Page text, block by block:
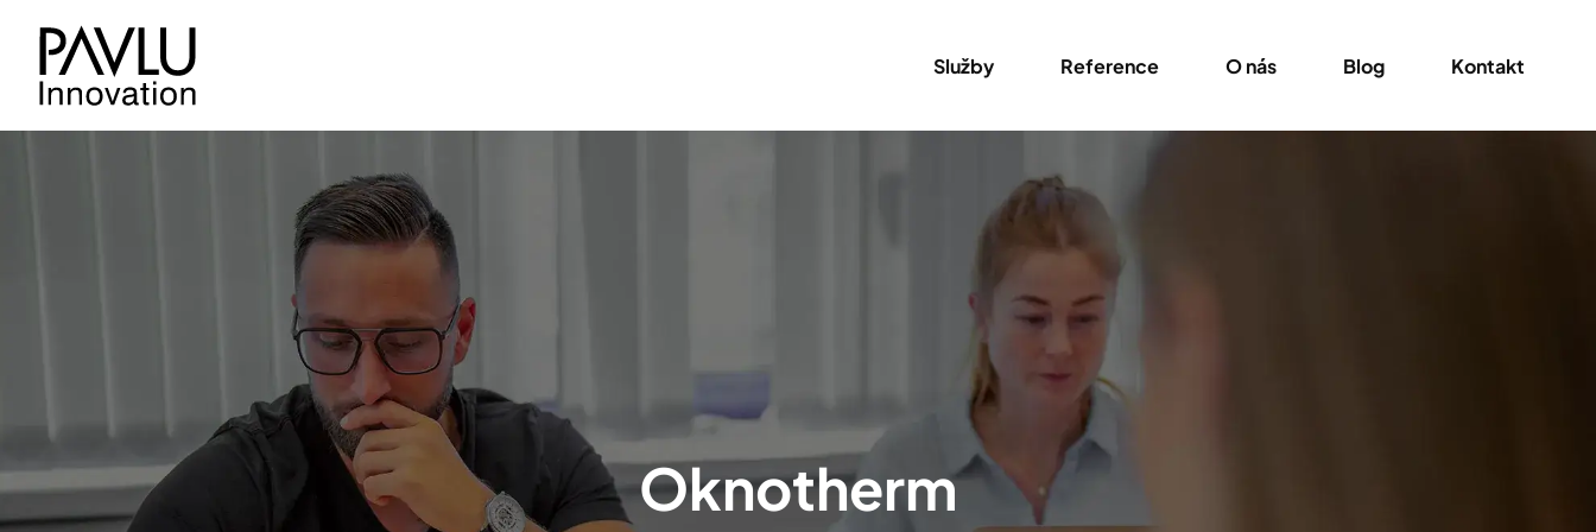
Služby Reference O nás Blog Kontakt
Oknotherm